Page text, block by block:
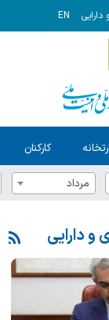
EN
کارکنان
مرداد
و دارایی